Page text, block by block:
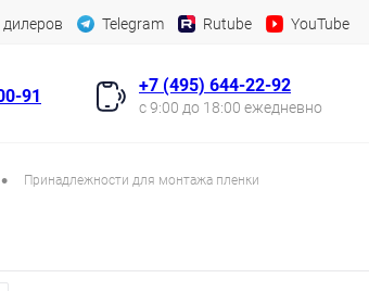
Telegram Rutube YouTube
91
+7 (495) 644-22-92
с 9:00 до 18:00 ежедневно
• Принадлежности для монтажа пленки